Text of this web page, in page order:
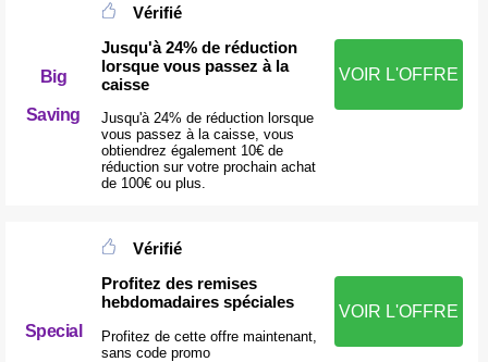
Big
Saving
Vérifié
Jusqu'à 24% de réduction
lorsque vous passez à la
caisse
Jusqu'à 24% de réduction lorsque
vous passez à la caisse, vous
obtiendrez également 10€ de
réduction sur votre prochain achat
de 100€ ou plus.
VOIR L'OFFRE
Special
Vérifié
Profitez des remises
hebdomadaires spéciales
Profitez de cette offre maintenant,
sans code promo
VOIR L'OFFRE